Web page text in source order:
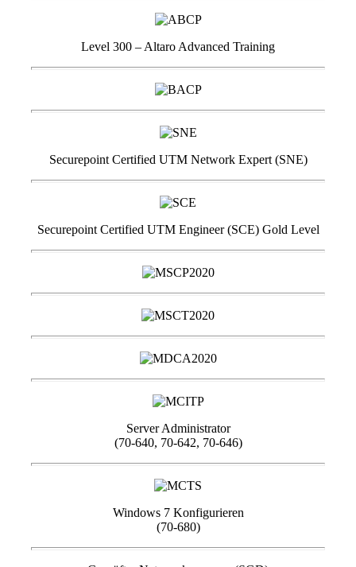
Level 300 – Altaro Advanced Training
Securepoint Certified UTM Network Expert (SNE)
Securepoint Certified UTM Engineer (SCE) Gold Level
Server Administrator
(70-640, 70-642, 70-646)
Windows 7 Konfigurieren
(70-680)